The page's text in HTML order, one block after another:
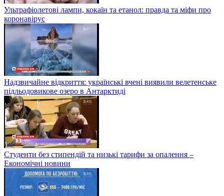
Ультрафіолетові лампи, кокаїн та етанол: правда та міфи про
коронавірус
Надзвичайне відкриття: українські вчені виявили велетенське
підльодовикове озеро в Антарктиді
Студенти без стипендій та низькі тарифи за опалення –
Економічні новини